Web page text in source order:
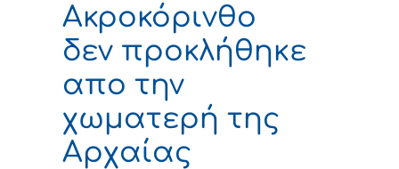
Ακροκόρινθο
δεν προκλήθηκε
απο την
χωματερή της
Αρχαίας